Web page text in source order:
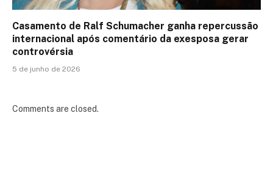
Casamento de Ralf Schumacher ganha repercussão
internacional após comentário da exesposa gerar
controvérsia
5 de junho de 2026
Comments are closed.